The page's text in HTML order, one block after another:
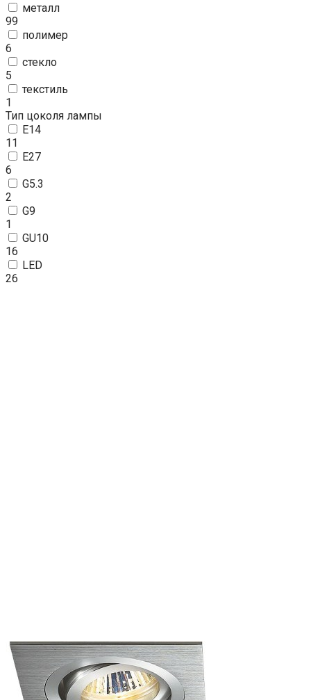
металл
99
полимер
6
стекло
5
текстиль
1
Тип цоколя лампы
E14
11
E27
6
G5.3
2
G9
1
GU10
16
LED
26